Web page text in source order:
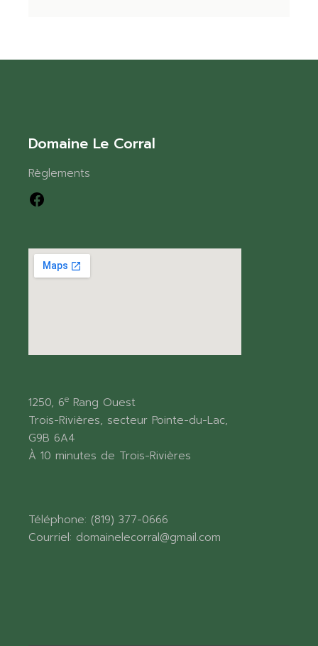
Domaine Le Corral
Règlements
1250, 6e Rang Ouest
Trois-Rivières, secteur Pointe-du-Lac,
G9B 6A4
À 10 minutes de Trois-Rivières
Téléphone: (819) 377-0666
Courriel: domainelecorral@gmail.com